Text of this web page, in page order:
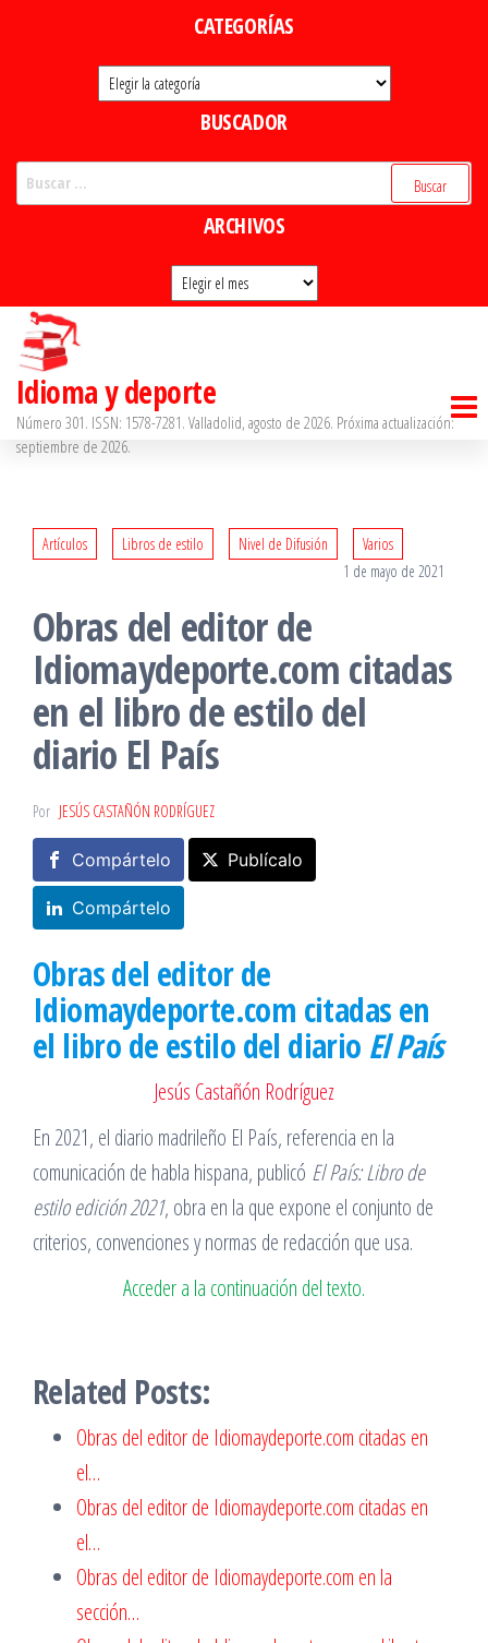
CATEGORÍAS
Categorías
BUSCADOR
ARCHIVOS
Archivos
Idioma y deporte
Número 301. ISSN: 1578-7281. Valladolid, agosto de 2026. Próxima actualización:
septiembre de 2026.
Artículos Libros de estilo Nivel de Difusión
Varios
1 de mayo de 2021
Obras del editor de
Idiomaydeporte.com citadas
en el libro de estilo del
diario El País
Por JESÚS CASTAÑÓN RODRÍGUEZ
Compártelo Publícalo
Compártelo
Obras del editor de
Idiomaydeporte.com citadas en
el libro de estilodel diario El País
Jesús Castañón Rodríguez
En 2021, el diario madrileño El País, referencia en la
comunicación de habla hispana, publicó El País: Libro de
estilo edición 2021, obra en la que expone el conjunto de
criterios, convenciones y normas de redacción que usa.
Acceder a la continuación del texto.
Related Posts:
Obras del editor de Idiomaydeporte.com citadas en
el…
Obras del editor de Idiomaydeporte.com citadas en
el…
Obras del editor de Idiomaydeporte.com en la
sección…